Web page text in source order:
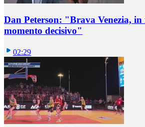
Dan Peterson: "Brava Venezia,
momento decisivo"
02:29